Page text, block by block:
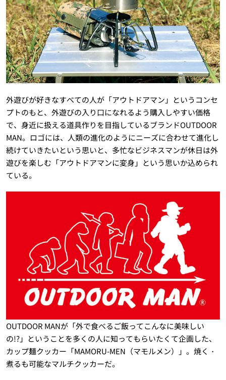
外遊びが好きなすべての人が「アウトドアマン」というコンセ
プトのもと、外遊びの入り口になれるよう購入しやすい価格
で、身近に扱える道具作りを目指しているブランドOUTDOOR
MAN。ロゴには、人類の進化のようにニーズに合わせて進化し
続けていきたいという思いと、多忙なビジネスマンが休日は外
遊びを楽しむ「アウトドアマンに変身」という思いか込められ
ている。
OUTDOOR MANが「外で食べるご飯ってこんなに美味しい
の!?」ということを多くの人に知ってもらいたくて企画した、
カップ麺クッカー「MAMORU-MEN（マモルメン）
」。焼く・
煮るも可能なマルチクッカーだ。